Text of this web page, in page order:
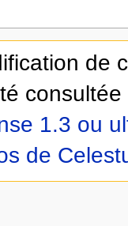
de
1.3 ou
de